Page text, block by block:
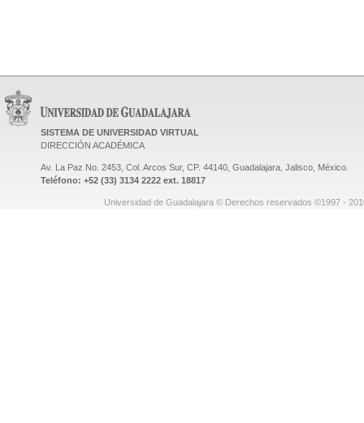
SISTEMA DE UNIVERSIDAD VIRTUAL
DIRECCIÓN ACADÉMICA
Av. La Paz No. 2453, Col. Arcos Sur, CP. 44140, Guadalajara, Jalisco, México.
Teléfono: +52 (33) 3134 2222 ext. 18817
Universidad de Guadalajara © Derechos reservados ©1997 -